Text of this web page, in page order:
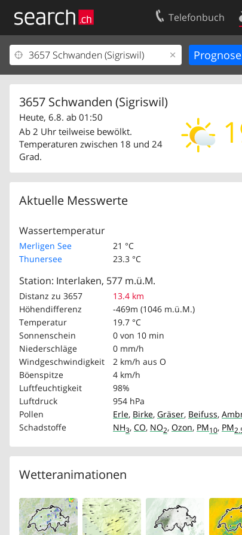
Telefonbuch
3657 Schwanden (Sigriswil)
Heute, 6.8. ab 01:50
Ab 2 Uhr teilweise bewölkt.
Temperaturen zwischen 18 und 24
Grad.
Aktuelle Messwerte
Wassertemperatur
Merligen See
21 °C
Thunersee
23.3 °C
Station: Interlaken, 577 m.ü.M.
Distanz zu 3657
13.4 km
Höhendifferenz
-469m (1046 m.ü.M.)
Temperatur
19.7 °C
Sonnenschein
0 von 10 min
Niederschläge
0 mm/h
Windgeschwindigkeit
2 km/h aus O
Böenspitze
4 km/h
Luftfeuchtigkeit
98%
Luftdruck
954 hPa
Pollen
Erle, Birke, Gräser, Beifuss,
Schadstoffe
NH3, CO, NO2, Ozon, PM10, PM
Wetteranimationen
Ihr Eintrag
Kundencenter Geschäftskunden
Kontakt